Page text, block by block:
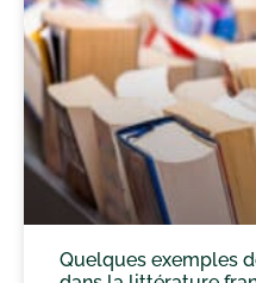
Quelques exemples